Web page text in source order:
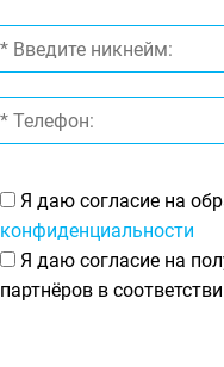
Я даю согласие на
конфиденциальности
Я даю согласие на
партнёров в